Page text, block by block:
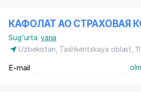
КАФОЛАТ АО СТРАХОВАЯ
Sug'urta yana
Uzbekistan, Tashkentskaya oblast,
E-mail